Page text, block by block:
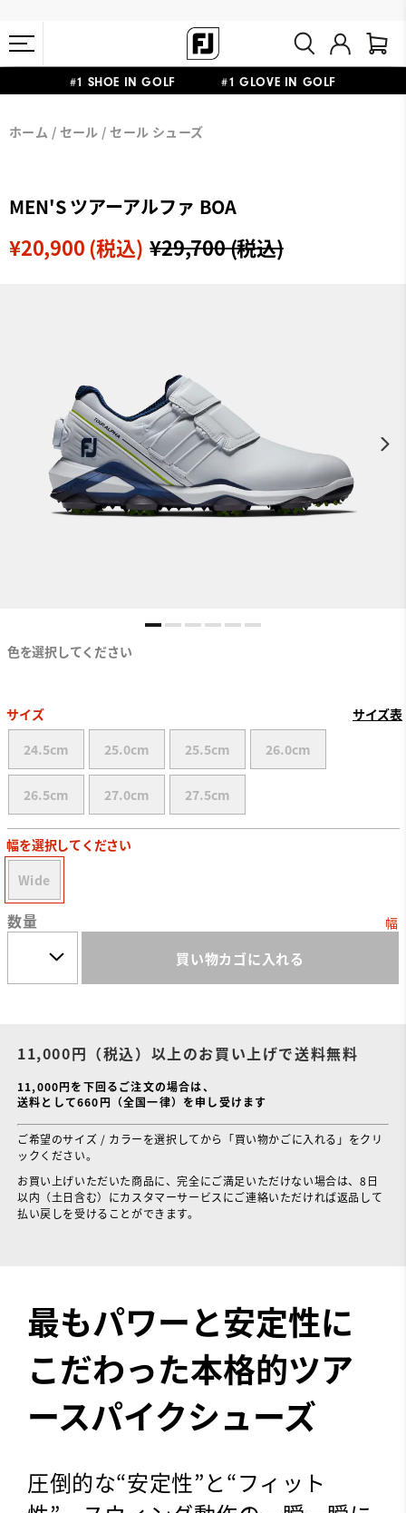
#1 SHOE IN GOLF #1 GLOVE IN GOLF
11,000円
ホーム セール セール シューズ
MEN'S ツアーアルファ BOA
¥29,700 (税込)
¥20,900 (税込)
色を選択してください
サイズ
サイズ表
24.5cm
25.0cm 25.5cm 26.0cm
26.5cm 27.0cm 27.5cm
幅を選択してください
Wide
数量 幅
買い物カゴに入れる
11,000円（税込）以上のお買い上げで送料無料
11,000円を下回るご注文の場合は、
送料として660円（全国一律）を申し受けます
ご希望のサイズ / カラーを選択してから「買い物かごに入れる」をクリ
ックください。
お買い上げいただいた商品に、完全にご満足いただけない場合は、8日
以内（土日含む）にカスタマーサービスにご連絡いただければ返品して
払い戻しを受けることができます。
最もパワーと安定性に
こだわった本格的ツア
ースパイクシューズ
圧倒的な“安定性”と“フィット